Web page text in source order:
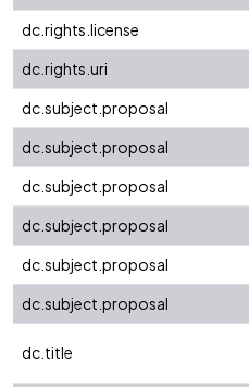
dc.rights.license
dc.rights.uri
dc.subject.proposal
dc.subject.proposal
dc.subject.proposal
dc.subject.proposal
dc.subject.proposal
dc.subject.proposal
dc.title